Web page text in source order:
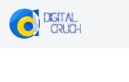
Skip